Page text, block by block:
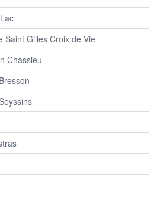
Saint Gilles Croix de Vie
Chassieu